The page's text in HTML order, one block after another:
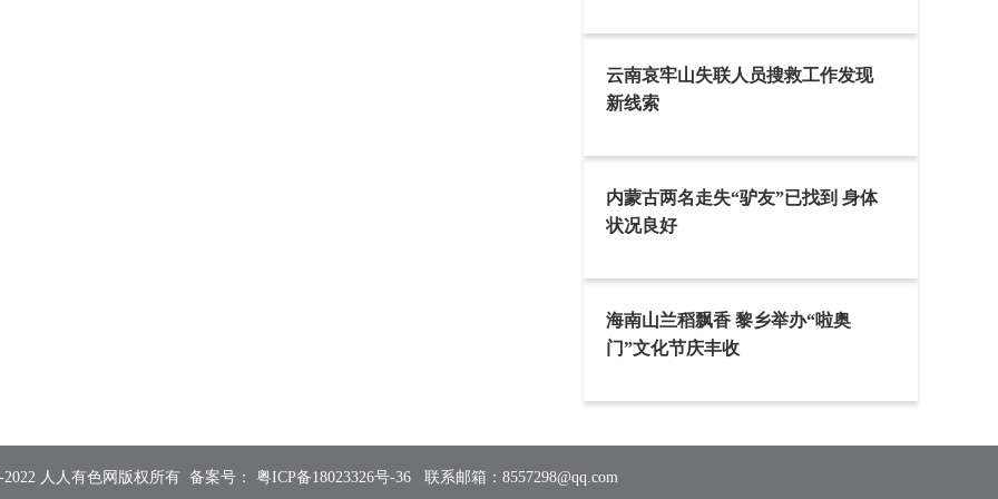
云南哀牢山失联人员搜救工作发现
新线索
内蒙古两名走失“驴友”已找到 身体
状况良好
海南山兰稻飘香 黎乡举办“啦奥
门”文化节庆丰收
2022 人人有色网版权所有 备案号： 粤ICP备18023326号-36 联系邮箱：8557298@qq.com